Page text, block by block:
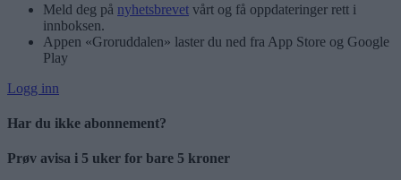
Meld deg på nyhetsbrevet vårt og få oppdateringer rett i
innboksen.
Appen «Groruddalen» laster du ned fra App Store og Google
Play
Logg inn
Har du ikke abonnement?
Prøv avisa i 5 uker for bare 5 kroner